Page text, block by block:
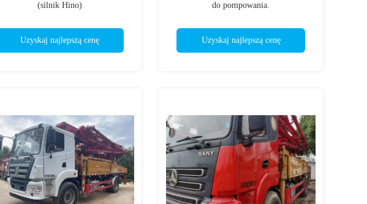
(silnik Hino)
Uzyskaj najlepszą cenę
do pompowania.
Uzyskaj najlepszą cenę